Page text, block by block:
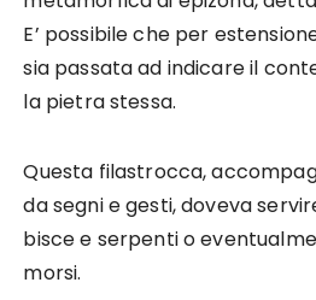
E’ possibile che per
sia passata ad indicare il
la pietra stessa.
Questa filastrocca,
da segni e gesti, doveva
bisce e serpenti o
morsi.